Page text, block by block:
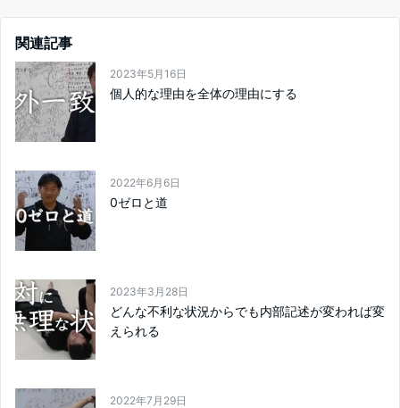
関連記事
2023年5月16日
個人的な理由を全体の理由にする
2022年6月6日
0ゼロと道
2023年3月28日
どんな不利な状況からでも内部記述が変われば変
えられる
2022年7月29日